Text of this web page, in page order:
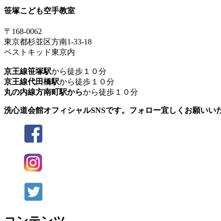
笹塚こども空手教室
〒168-0062
東京都杉並区方南1-33-18
ベストキッド東京内
京王線笹塚駅から徒歩１０分
京王線代田橋駅から徒歩１０分
丸の内線方南町駅からから徒歩１０分
洗心道会館オフィシャルSNSです。フォロー宜しくお願いい